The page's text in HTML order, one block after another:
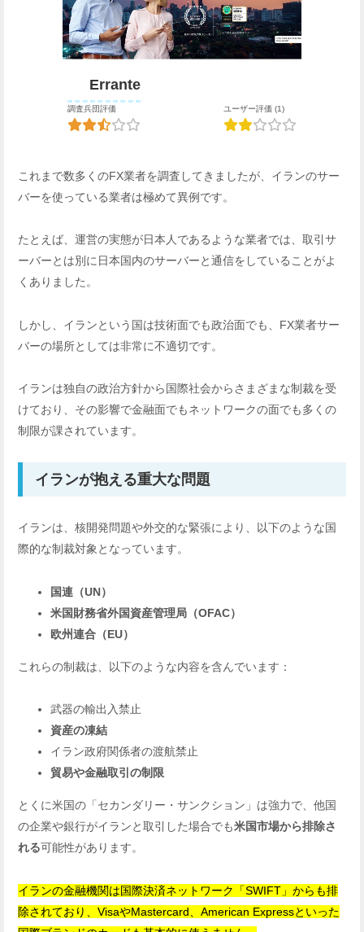
Errante
調査兵団評価 ユーザー評価 (1)
これまで数多くのFX業者を調査してきましたが、イランのサー
バーを使っている業者は極めて異例です。
たとえば、運営の実態が日本人であるような業者では、取引サ
ーバーとは別に日本国内のサーバーと通信をしていることがよ
くありました。
しかし、イランという国は技術面でも政治面でも、FX業者サー
バーの場所としては非常に不適切です。
イランは独自の政治方針から国際社会からさまざまな制裁を受
けており、その影響で金融面でもネットワークの面でも多くの
制限が課されています。
イランが抱える重大な問題
イランは、核開発問題や外交的な緊張により、以下のような国
際的な制裁対象となっています。
国連（UN）
米国財務省外国資産管理局（OFAC）
欧州連合（EU）
これらの制裁は、以下のような内容を含んでいます：
武器の輸出入禁止
資産の凍結
イラン政府関係者の渡航禁止
貿易や金融取引の制限
とくに米国の「セカンダリー・サンクション」は強力で、他国
の企業や銀行がイランと取引した場合でも米国市場から排除さ
れる可能性があります。
イランの金融機関は国際決済ネットワーク「SWIFT」からも排
除されており、VisaやMastercard、American Expressといった